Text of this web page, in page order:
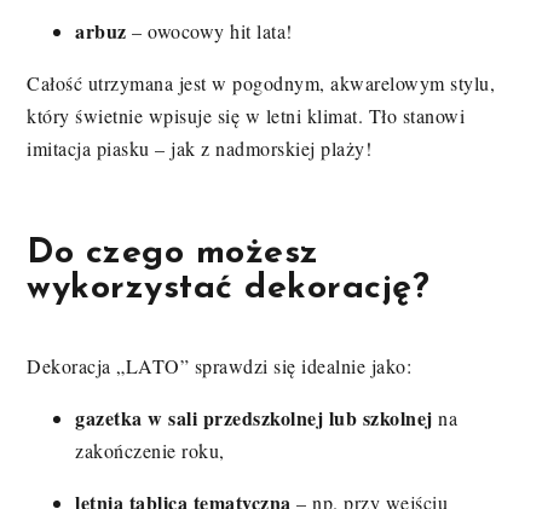
arbuz – owocowy hit lata!
Całość utrzymana jest w pogodnym, akwarelowym stylu,
który świetnie wpisuje się w letni klimat. Tło stanowi
imitacja piasku – jak z nadmorskiej plaży!
Do czego możesz
wykorzystać dekorację?
Dekoracja „LATO” sprawdzi się idealnie jako:
gazetka w sali przedszkolnej lub szkolnej na
zakończenie roku,
letnia tablica tematyczna – np. przy wejściu